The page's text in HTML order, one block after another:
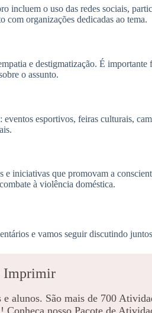
incluem o uso das redes sociais,
organizações dedicadas ao tema.
e destigmatização. É importante
o assunto.
esportivos, feiras culturais,
e iniciativas que promovam a
à violência doméstica.
e vamos seguir discutindo
Imprimir
alunos. São mais de 700
nosso Pacote de